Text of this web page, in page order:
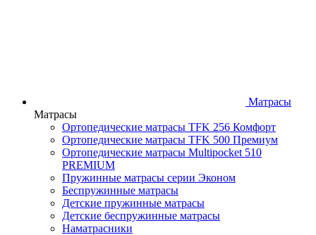
Матрасы
Матрасы
Ортопедические матрасы TFK 256 Комфорт
Ортопедические матрасы TFK 500 Премиум
Ортопедические матрасы Multipocket 510
PREMIUM
Пружинные матрасы серии Эконом
Беспружинные матрасы
Детские пружинные матрасы
Детские беспружинные матрасы
Наматрасники